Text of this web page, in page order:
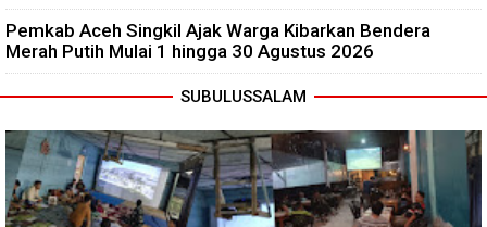
Pemkab Aceh Singkil Ajak Warga Kibarkan Bendera
Merah Putih Mulai 1 hingga 30 Agustus 2026
SUBULUSSALAM